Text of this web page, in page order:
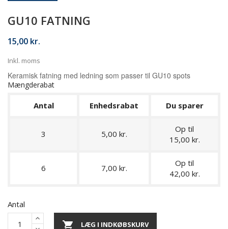
GU10 FATNING
15,00 kr.
Inkl. moms
Keramisk fatning med ledning som passer til GU10 spots
Mængderabat
Antal Enhedsrabat Du sparer
3 5,00 kr.
Op til
15,00 kr.
6 7,00 kr.
Op til
42,00 kr.
Antal
 LÆG I INDKØBSKURV